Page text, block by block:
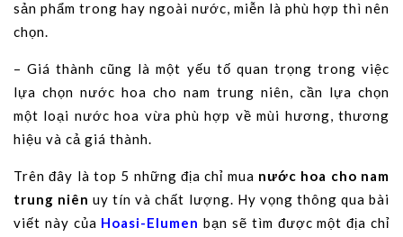
sản phẩm trong hay ngoài nước, miễn là phù hợp thì nên
chọn.
– Giá thành cũng là một yếu tố quan trọng trong việc
lựa chọn nước hoa cho nam trung niên, cần lựa chọn
một loại nước hoa vừa phù hợp về mùi hương, thương
hiệu và cả giá thành.
Trên đây là top 5 những địa chỉ mua nước hoa cho nam
trung niên uy tín và chất lượng. Hy vọng thông qua bài
viết này của Hoasi-Elumen bạn sẽ tìm được một địa chỉ